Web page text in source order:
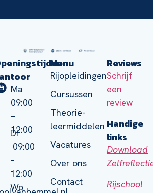
Ma
09:00
–
12:00
Di
09:00
–
12:00
Wo
Menu
Rijopleidingen
Cursussen
Theorie-
leermiddelen
Vacatures
Over ons
Contact
Reviews
Schrijf
een
review
Handige
links
Download
Rijschool